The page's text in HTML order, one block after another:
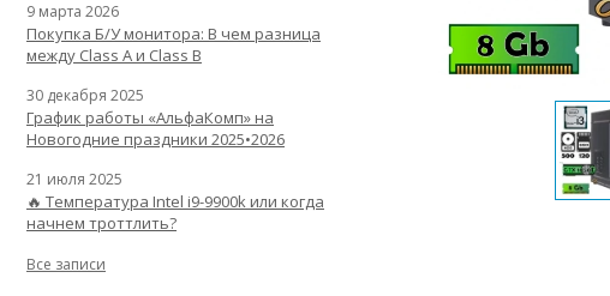
9 марта 2026
Покупка Б/У монитора: В чем разница
между Class A и Class B
30 декабря 2025
График работы «АльфаКомп» на
Новогодние праздники 2025•2026
21 июля 2025
🔥 Температура Intel i9-9900k или когда
начнем троттлить?
Все записи